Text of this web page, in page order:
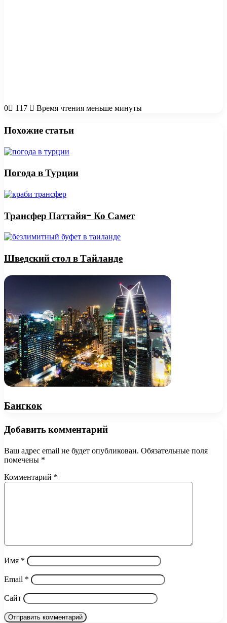
0 117 Время чтения меньше минуты
Похожие статьи
Погода в Турции
Трансфер Паттайя- Ко Самет
Шведский стол в Тайланде
Бангкок
Добавить комментарий
Ваш адрес email не будет опубликован. Обязательные поля
помечены *
Комментарий *
Имя *
Email *
Сайт